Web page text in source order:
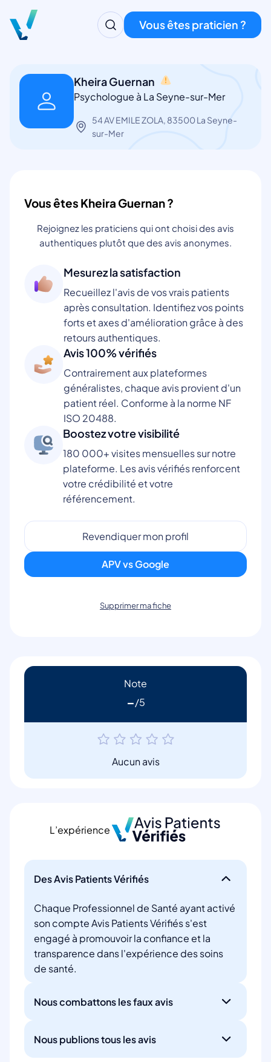
Vous êtes praticien ?
Kheira Guernan
Psychologue à La Seyne-sur-Mer
54 AV EMILE ZOLA, 83500 La Seyne-
sur-Mer
Vous êtes Kheira Guernan ?
Rejoignez les praticiens qui ont choisi des avis
authentiques plutôt que des avis anonymes.
Mesurez la satisfaction
Recueillez l'avis de vos vrais patients
après consultation. Identifiez vos points
forts et axes d'amélioration grâce à des
retours authentiques.
Avis 100% vérifiés
Contrairement aux plateformes
généralistes, chaque avis provient d'un
patient réel. Conforme à la norme NF
ISO 20488.
Boostez votre visibilité
180 000+ visites mensuelles sur notre
plateforme. Les avis vérifiés renforcent
votre crédibilité et votre
référencement.
Revendiquer mon profil
APV vs Google
Supprimer ma fiche
Note
-
Aucun avis
L’expérience
Des Avis Patients Vérifiés
Chaque Professionnel de Santé ayant activé
son compte Avis Patients Vérifiés s'est
engagé à promouvoir la confiance et la
transparence dans l'expérience des soins
de santé.
Nous combattons les faux avis
Nous publions tous les avis